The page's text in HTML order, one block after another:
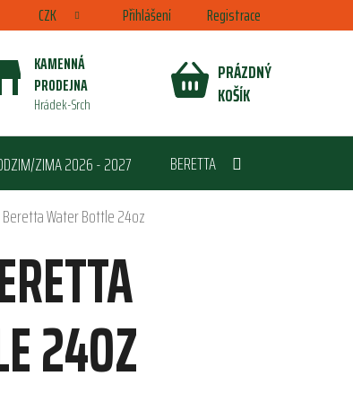
CZK Přihlášení Registrace
KAMENNÁ
PRODEJNA
Hrádek-Srch
NÁKUPNÍ
PRÁZDNÝ
KOŠÍK
ZIMA 2026 - 2027
BERETTA
Water Bottle 24oz
24OZ